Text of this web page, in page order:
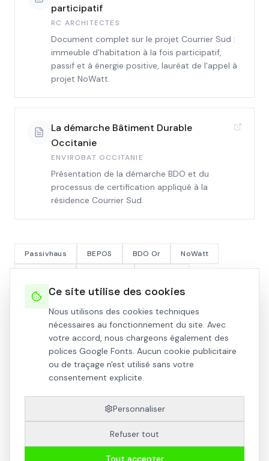
participatif
RC ARCHITECTES
Document complet sur le projet Courrier Sud :
immeuble d'habitation à la fois participatif,
passif et à énergie positive, lauréat de l'appel à
projet NoWatt.
La démarche Bâtiment Durable
Occitanie
ENVIROBAT OCCITANIE
Présentation de la démarche BDO et du
processus de certification appliqué à la
résidence Courrier Sud.
Passivhaus BEPOS BDO Or NoWatt
FICHE TECHNIQUE
21 rue Émile Lécrivain - Quartier de
l'Ormeau, Toulouse (31)
LIVRAISON
Ce site utilise des cookies
Nous utilisons des cookies techniques
nécessaires au fonctionnement du site. Avec
votre accord, nous chargeons également des
polices Google Fonts. Aucun cookie publicitaire
ou de traçage n'est utilisé sans votre
consentement explicite.
Personnaliser
Refuser tout
Tout accepter